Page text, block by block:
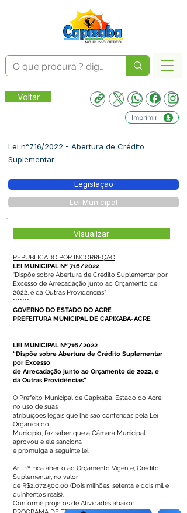
Voltar
Imprimir
Lei n°716/2022 - Abertura de Crédito
Suplementar
Legislação
Lei Municipal
Visualizar
REPUBLICADO POR INCORREÇÃO
LEI MUNICIPAL Nº 716/2022
“Dispõe sobre Abertura de Crédito Suplementar por
Excesso de Arrecadação junto ao Orçamento de
2022, e dá Outras Providências”
*******
GOVERNO DO ESTADO DO ACRE
PREFEITURA MUNICIPAL DE CAPIXABA-ACRE
LEI MUNICIPAL Nº716/2022
“Dispõe sobre Abertura de Crédito Suplementar
por Excesso
de Arrecadação junto ao Orçamento de 2022, e
dá Outras Providências”
O Prefeito Municipal de Capixaba, Estado do Acre,
no uso de suas
atribuições legais que lhe são conferidas pela Lei
Orgânica do
Município, faz saber que a Câmara Municipal
aprovou e ele sanciona
e promulga a seguinte lei.
Art. 1º Fica aberto ao Orçamento Vigente, Crédito
Suplementar, no valor
de R$2.072.500,00 (Dois milhões, setenta e dois mil e
quinhentos reais).
Conforme projetos de Atividades abaixo: